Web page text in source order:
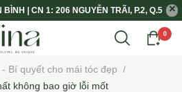
| CN 1: 206 NGUYỄN TRÃI, P.2, Q.5
0
Bí quyết cho mái tóc đẹp /
không bao giờ lỗi mốt